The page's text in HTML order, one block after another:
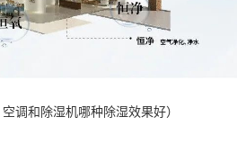
调和除湿机哪种除湿效果好）